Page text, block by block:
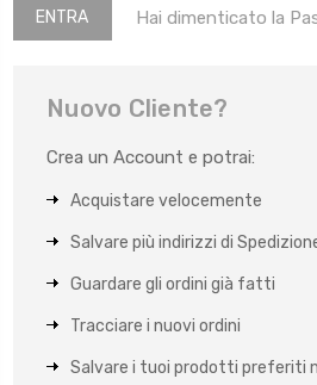
Hai dimenticato la
Nuovo Cliente?
Crea un Account e potrai:
Acquistare velocemente
Salvare più indirizzi di
Guardare gli ordini già fatti
Tracciare i nuovi ordini
Salvare i tuoi prodotti preferiti